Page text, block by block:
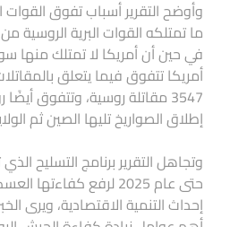
وأوضح التقرير أسباب تفوق
3547 مقاتلة روسية، وتتفوق
إطلاق الصواريخ تليها الصين ثم
وتجاهل التقرير برنامج التسليح
حتى عام 2025 لرفع
إحداث التنمية الاقتصادية، ويرى